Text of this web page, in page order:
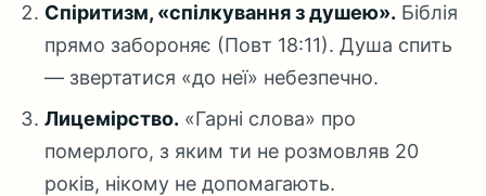
Спіритизм, «спілкування з душею». Біблія
прямо забороняє (Повт 18:11). Душа спить
— звертатися «до неї» небезпечно.
Лицемірство. «Гарні слова» про
померлого, з яким ти не розмовляв 20
років, нікому не допомагають.